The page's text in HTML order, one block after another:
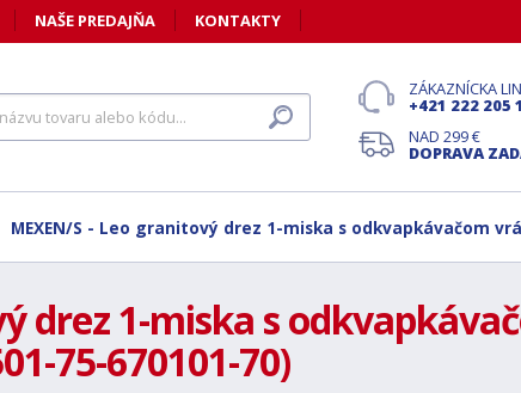
NAŠE PREDAJŇA KONTAKTY
ZÁKAZNÍCKA
+421 222 205
NAD 299 €
DOPRAVA
MEXEN/S - Leo granitový drez 1-miska s odkvapkávačom
drez 1-miska s
75-670101-70)